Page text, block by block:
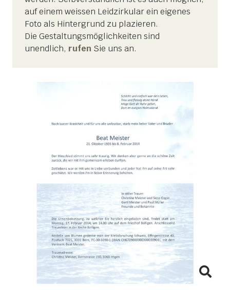
auf einem weissen Leidzirkular ein eigenes
Foto als Hintergrund zu plazieren.
Die Gestaltungsmöglichkeiten sind
unendlich, rufen Sie uns an.